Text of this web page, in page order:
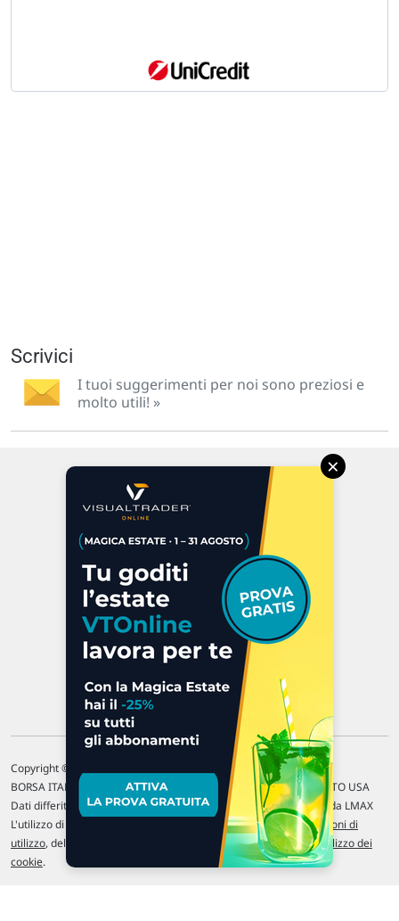
Scrivici
I tuoi suggerimenti per noi sono preziosi e
molto utili! »
Via Macanno, 38/A
P.IVA 02 452 460 401
Chi siamo
Commenti e segnalazioni
Contattaci
Copyright © 1996-2026 Traderlink Italia s.r.l.
BORSA ITALIANA Quotazioni di borsa differite di 15 min. / MERCATO USA
Dati differiti di 15 min. (fonte Intrinio) / FOREX Quotazioni fornite da LMAX
L'utilizzo di questo sito implica l'accettazione delle nostreCondizioni di
utilizzo, del Politiche sulla privacye dell'Utilizzo dei
cookie.
×